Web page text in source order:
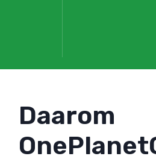
Daarom